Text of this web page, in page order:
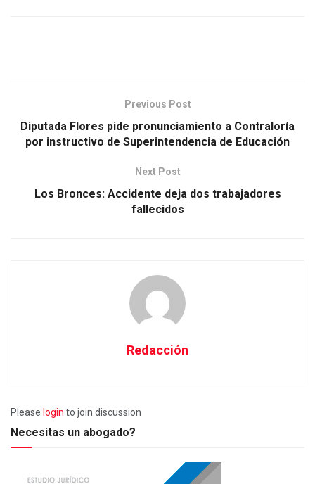
Previous Post
Diputada Flores pide pronunciamiento a Contraloría
por instructivo de Superintendencia de Educación
Next Post
Los Bronces: Accidente deja dos trabajadores
fallecidos
Redacción
Please login to join discussion
Necesitas un abogado?